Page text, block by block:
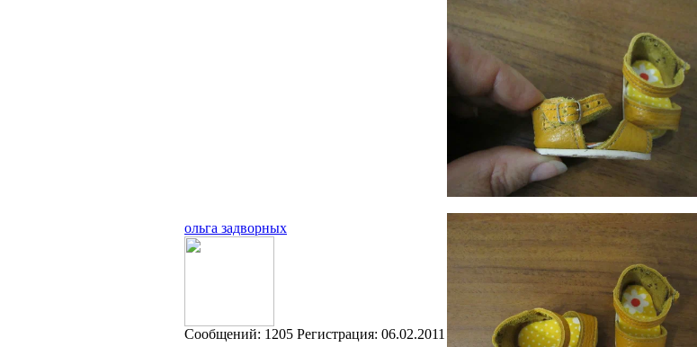
ольга задворных
Cообщений: 1205 Регистрация: 06.02.2011